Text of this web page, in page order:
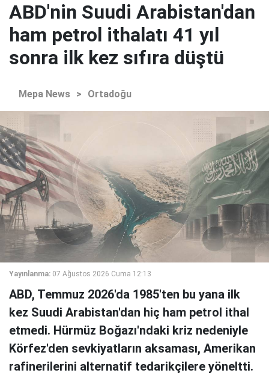
ABD'nin Suudi Arabistan'dan
ham petrol ithalatı 41 yıl
sonra ilk kez sıfıra düştü
Mepa News > Ortadoğu
Yayınlanma: 07 Ağustos 2026 Cuma 12:13
ABD, Temmuz 2026'da 1985'ten bu yana ilk
kez Suudi Arabistan'dan hiç ham petrol ithal
etmedi. Hürmüz Boğazı'ndaki kriz nedeniyle
Körfez'den sevkiyatların aksaması, Amerikan
rafinerilerini alternatif tedarikçilere yöneltti.